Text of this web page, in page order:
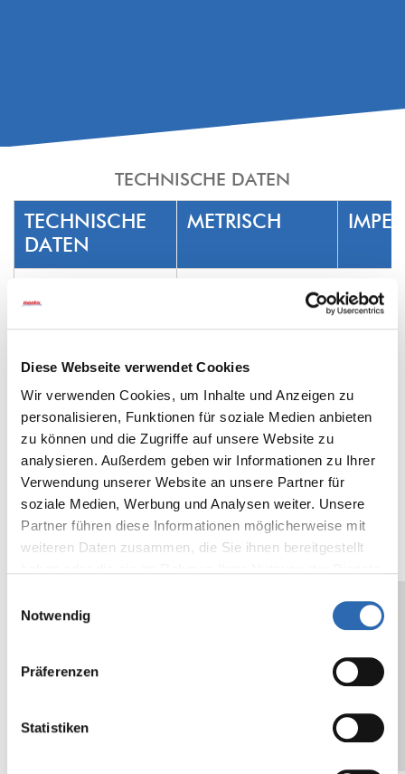
Diese Webseite verwendet Cookies
Wir verwenden Cookies, um Inhalte und Anzeigen zu
personalisieren, Funktionen für soziale Medien anbieten
zu können und die Zugriffe auf unsere Website zu
analysieren. Außerdem geben wir Informationen zu Ihrer
Verwendung unserer Website an unsere Partner für
soziale Medien, Werbung und Analysen weiter. Unsere
Partner führen diese Informationen möglicherweise mit
weiteren Daten zusammen, die Sie ihnen bereitgestellt
Notwendig
Präferenzen
Statistiken
TECHNISCHE DATEN
TECHNISCHE
DATEN
METRISCH
Kleberart Naturkautschuk
Farbe dunkelblau
Reißkraft
N/25mm
N/cm
min.
100
min.
40,2
lb/in
Trägerstärke mil
Klebkraft auf
cN/25mm
300
oz/in
Kerndurchmesser in
Die angegeben Daten sind typische Werte
empfehlen, die Eignung des
Selbstklebebandes für die vorgesehene